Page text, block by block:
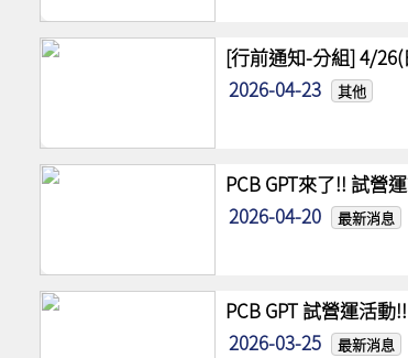
[行前通知-分組] 4/
2026-04-23
其他
PCB GPT來了!! 試營
2026-04-20
最新消息
PCB GPT 試營運活
2026-03-25
最新消息